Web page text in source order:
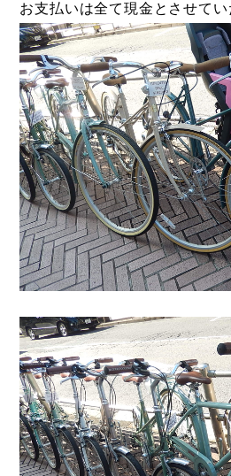
お支払いは全て現金とさせてい